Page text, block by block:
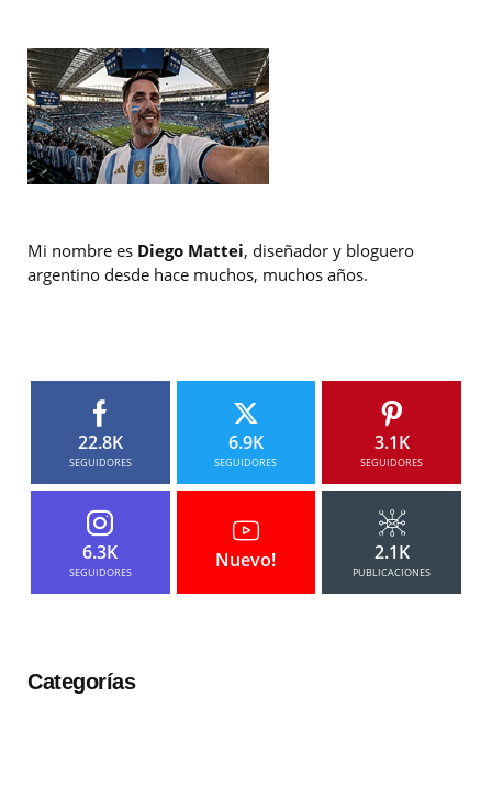
Mi nombre es Diego Mattei, diseñador y bloguero
argentino desde hace muchos, muchos años.
22.8K
SEGUIDORES
6.9K
SEGUIDORES
3.1K
SEGUIDORES
6.3K
SEGUIDORES
Nuevo! 2.1K
PUBLICACIONES
Categorías